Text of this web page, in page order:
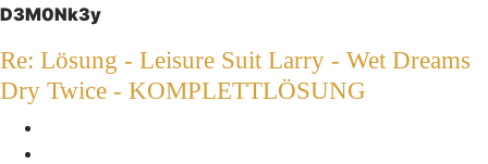
D3M0Nk3y
Re: Lösung - Leisure Suit Larry - Wet Dreams
Dry Twice - KOMPLETTLÖSUNG